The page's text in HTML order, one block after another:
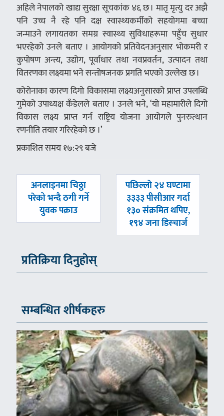
अहिले नेपालको खाद्य सुरक्षा सूचकांक ४६ छ । मातृ मृत्यु दर अझै
पनि उच्च नै रहे पनि दक्ष स्वास्थ्यकर्मीको सहयोगमा बच्चा
जन्माउने लगायतका समग्र स्वास्थ्य सुविधाहरूमा पहुँच सुधार
भएरहेको उनले बताए । आयोगको प्रतिवेदनअनुसार भोकमरी र
कुपोषण अन्त्य, उद्योग, पूर्वाधार तथा नवप्रवर्तन, उत्पादन तथा
वितरणका लक्ष्यमा भने सन्तोषजनक प्रगति भएको उल्लेख छ ।
कोरोनाका कारण दिगो विकासमा लक्ष्यअनुसारको प्राप्त उपलब्धि
गुमेको उपाध्यक्ष कँडेलले बताए । उनले भने, ‘यो महामारीले दिगो
विकास लक्ष्य प्राप्त गर्न राष्ट्रिय योजना आयोगले पुनरुत्थान
रणनीति तयार गरिरहेको छ ।’
प्रकाशित समय १७:२९ बजे
पछिल्लाे
-
अनलाइनमा चिठ्ठा
परेको भन्दै ठगी गर्ने
युवक पक्राउ
अघिल्लाे
-
पछिल्लो २४ घण्टामा
३३३३ पीसीआर गर्दा
१३० संक्रमित थपिए,
१९४ जना डिस्चार्ज
प्रतिक्रिया दिनुहोस्
सम्बन्धित शीर्षकहरु